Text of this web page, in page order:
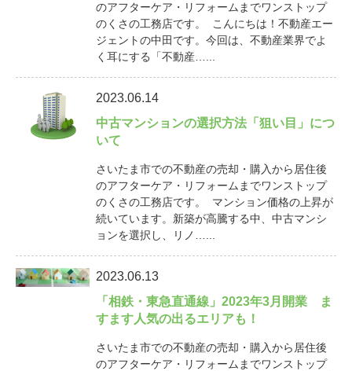
のアフターケア・リフォームまでワンストップ
のくさの工務店です。 こんにちは！不動産エー
ジェントの中田です。今回は、不動産業界でよ
く耳にする「不動産…...
2023.06.14
中古マンションの選択方法「狙い目」につ
いて
さいたま市での不動産の売却・購入から居住後
のアフターケア・リフォームまでワンストップ
のくさの工務店です。 マンション価格の上昇が
続いています。新築が高騰する中、中古マンシ
ョンを選択し、リノ…...
2023.06.13
「相鉄・東急直通線」2023年3月開業 ま
すます人気の出るエリアも！
さいたま市での不動産の売却・購入から居住後
のアフターケア・リフォームまでワンストップ